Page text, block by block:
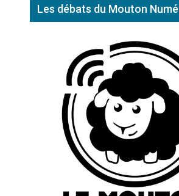
Les débats du Mouton